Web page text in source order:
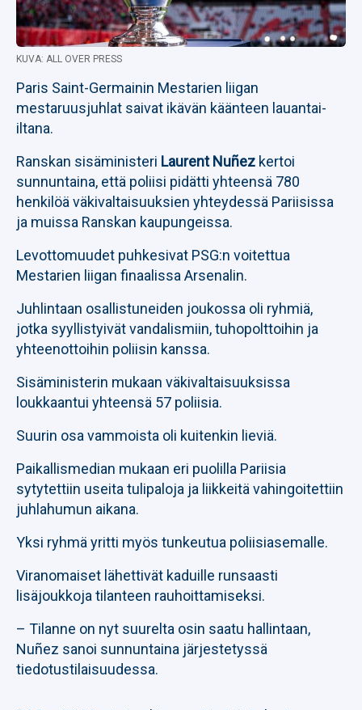
KUVA: ALL OVER PRESS
Paris Saint-Germainin Mestarien liigan
mestaruusjuhlat saivat ikävän käänteen lauantai-
iltana.
Ranskan sisäministeri Laurent Nuñez kertoi
sunnuntaina, että poliisi pidätti yhteensä 780
henkilöä väkivaltaisuuksien yhteydessä Pariisissa
ja muissa Ranskan kaupungeissa.
Levottomuudet puhkesivat PSG:n voitettua
Mestarien liigan finaalissa Arsenalin.
Juhlintaan osallistuneiden joukossa oli ryhmiä,
jotka syyllistyivät vandalismiin, tuhopolttoihin ja
yhteenottoihin poliisin kanssa.
Sisäministerin mukaan väkivaltaisuuksissa
loukkaantui yhteensä 57 poliisia.
Suurin osa vammoista oli kuitenkin lieviä.
Paikallismedian mukaan eri puolilla Pariisia
sytytettiin useita tulipaloja ja liikkeitä vahingoitettiin
juhlahumun aikana.
Yksi ryhmä yritti myös tunkeutua poliisiasemalle.
Viranomaiset lähettivät kaduille runsaasti
lisäjoukkoja tilanteen rauhoittamiseksi.
– Tilanne on nyt suurelta osin saatu hallintaan,
Nuñez sanoi sunnuntaina järjestetyssä
tiedotustilaisuudessa.